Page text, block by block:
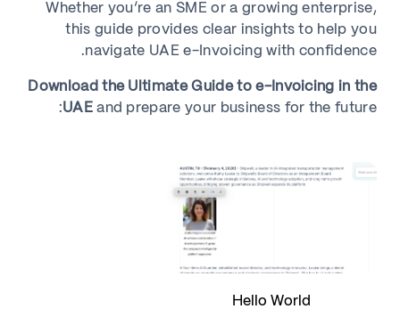
Whether you’re an SME or a growing enterprise,
this guide provides clear insights to help you
navigate UAE e-Invoicing with confidence.
Download the Ultimate Guide to e-Invoicing in the
UAEand prepare your business for the future:
Hello World